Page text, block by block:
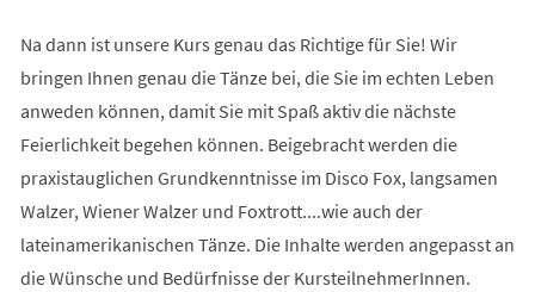
Na dann ist unsere Kurs genau das Richtige für Sie! Wir
bringen Ihnen genau die Tänze bei, die Sie im echten Leben
anweden können, damit Sie mit Spaß aktiv die nächste
Feierlichkeit begehen können. Beigebracht werden die
praxistauglichen Grundkenntnisse im Disco Fox, langsamen
Walzer, Wiener Walzer und Foxtrott....wie auch der
lateinamerikanischen Tänze. Die Inhalte werden angepasst an
die Wünsche und Bedürfnisse der KursteilnehmerInnen.